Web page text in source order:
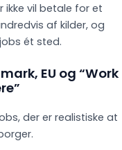
vil betale for et
af kilder, og
ét sted.
EU og “Work
der er realistiske at